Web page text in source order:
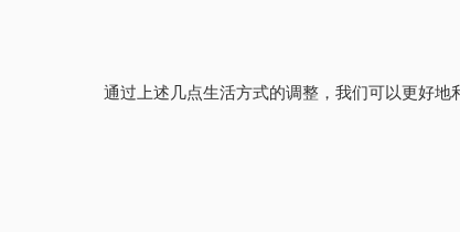
通过上述几点生活方式的调整，我们可以更好地